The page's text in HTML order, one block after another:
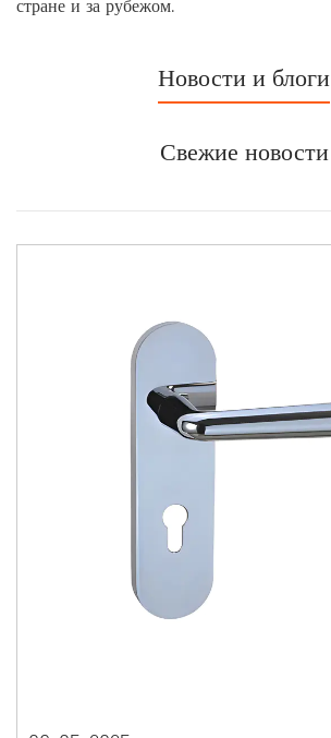
стране и за рубежом.
Новости и блоги
Свежие новости